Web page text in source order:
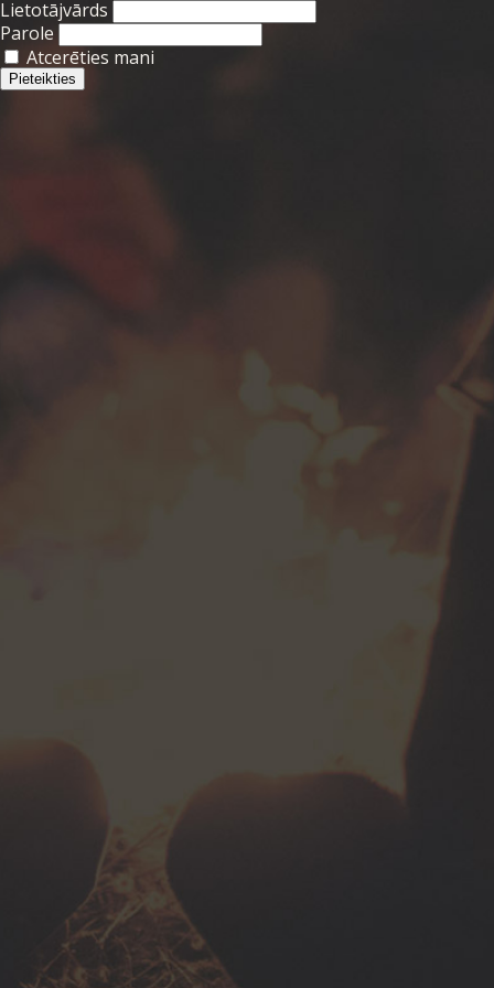
Lietotājvārds
Parole
Atcerēties mani